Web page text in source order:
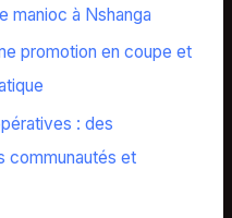
manioc à Nshanga
promotion en coupe et
: des
communautés et